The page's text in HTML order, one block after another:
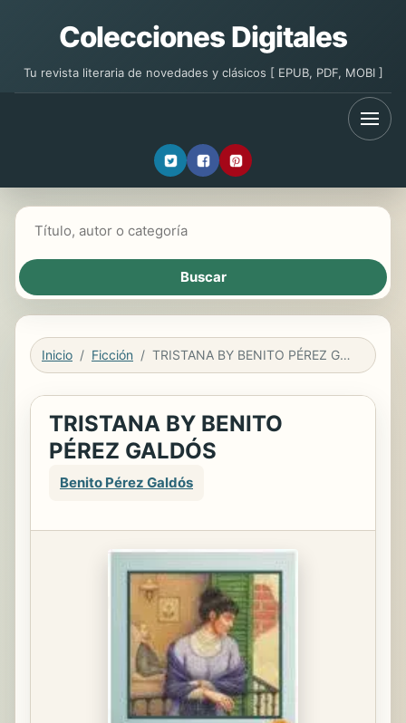
Colecciones Digitales
Tu revista literaria de novedades y clásicos [ EPUB, PDF, MOBI ]
Inicio Ficción TRISTANA BY BENITO PÉREZ GALDÓS
TRISTANA BY BENITO
PÉREZ GALDÓS
Benito Pérez Galdós